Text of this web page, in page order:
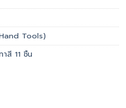
Tools)
สี 11 ชิ้น